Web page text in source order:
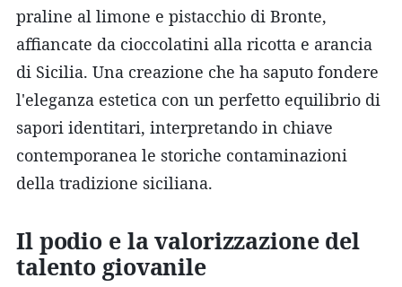
praline al limone e pistacchio di Bronte,
affiancate da cioccolatini alla ricotta e arancia
di Sicilia. Una creazione che ha saputo fondere
l'eleganza estetica con un perfetto equilibrio di
sapori identitari, interpretando in chiave
contemporanea le storiche contaminazioni
della tradizione siciliana.
Il podio e la valorizzazione del
talento giovanile